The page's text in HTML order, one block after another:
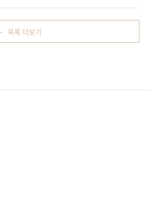
수 있는 사
서로 의견
얻을 수
다...
목록 더보기